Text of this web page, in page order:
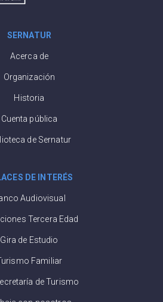
SERNATUR
Acerca de
Organización
Historia
Cuenta pública
de Sernatur
DE INTERÉS
Audiovisual
Tercera Edad
Gira de Estudio
Familiar
de Turismo